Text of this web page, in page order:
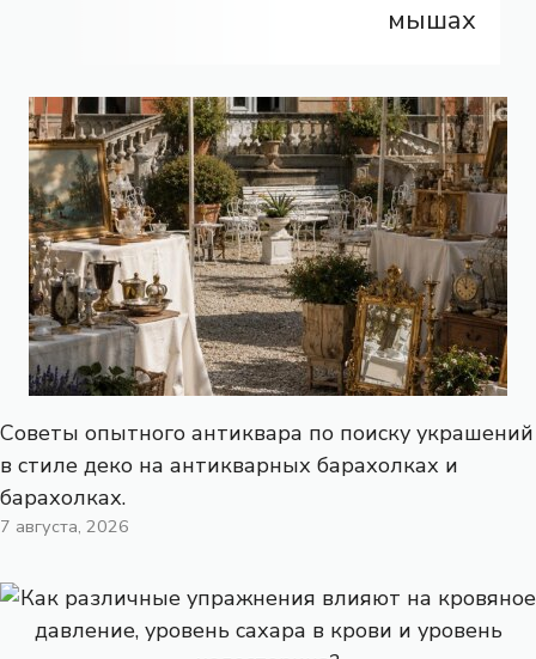
мышах
Советы опытного антиквара по поиску украшений
в стиле деко на антикварных барахолках и
барахолках.
7 августа, 2026